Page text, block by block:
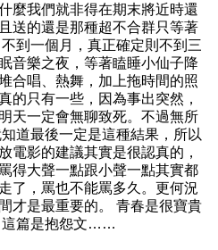
麼我們就非得在期末將近時還
送的還是那種超不合群只等著
到一個月，真正確定則不到三
音樂之夜，等著瞌睡小仙子降
合唱、熱舞，加上拖時間的照
的只有一些，因為事出突然，
天一定會無聊致死。不過無所
道最後一定是這種結果，所以
電影的建議其實是很認真的，
得大聲一點跟小聲一點其實都
了，罵也不能罵多久。更何況
才是最重要的。 青春是很寶貴
這篇是抱怨文……